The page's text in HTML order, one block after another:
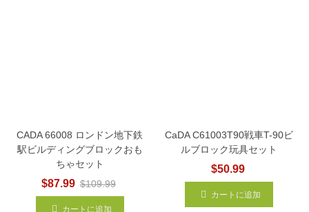
CADA 66008 ロンドン地下鉄
駅ビルディングブロックおも
ちゃセット
$87.99 $109.99
カートに追加
CaDA C61003T90戦車T-90ビ
ルブロック玩具セット
$50.99
カートに追加